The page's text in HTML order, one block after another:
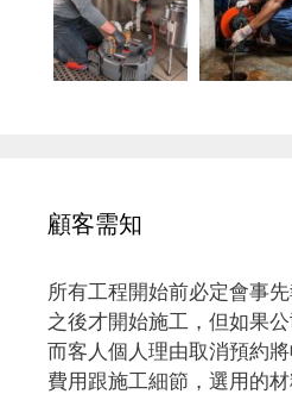
顧客需知
所有工程開始前必定會事
之後才開始施工，但如果
而客人個人理由取消預約
費用跟施工細節，選用的